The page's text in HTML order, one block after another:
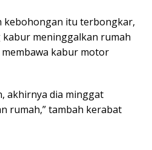
kebohongan itu terbongkar,
meninggalkan rumah
kabur motor
akhirnya dia minggat
rumah,” tambah kerabat